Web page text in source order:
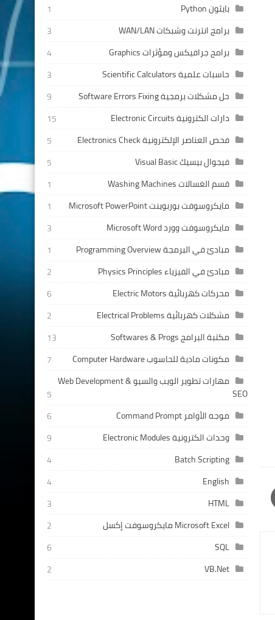
بايثون Python
1
برامج انترنت وشبكات WAN/LAN
3
برامج جرافيكس ومؤثرات Graphics
4
حاسبات علمية Scientific Calculators
3
حل مشكلات برمجية Software Errors Fixing
9
دارات الكترونية Electronic Circuits
15
فحص العناصر الإلكترونية Electronics Check
5
فيجوال بيسيك Visual Basic
5
قسم الغسالات Washing Machines
1
مايكروسوفت بوربوينت Microsoft PowerPoint
1
مايكروسوفت وورد Microsoft Word
3
مبادئ في البرمجة Programming Overview
1
مبادئ في الفيزياء Physics Principles
2
محركات كهربائية Electric Motors
6
مشكلات كهربائية Electrical Problems
2
مكتبة البرامج Softwares & Progs
13
مكونات مادية للحاسوب Computer Hardware
7
مهارات تطوير الويب والسيو Web Development &
SEO
5
موجه الأوامر Command Prompt
6
وحدات الكترونية Electronic Modules
9
Batch Scripting
4
English
4
HTML
3
Microsoft Excel مايكروسوفت إكسل
2
SQL
6
VB.Net
2